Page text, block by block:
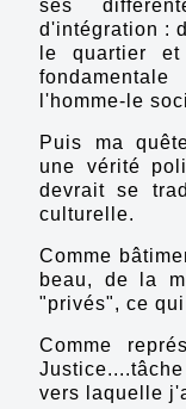
ses
d'intégration :
le quartier
l'homme-le
Puis ma
une vérité
devrait se
culturelle.
Comme
beau, de la
"privés", ce
Comme
Justice
vers laquelle